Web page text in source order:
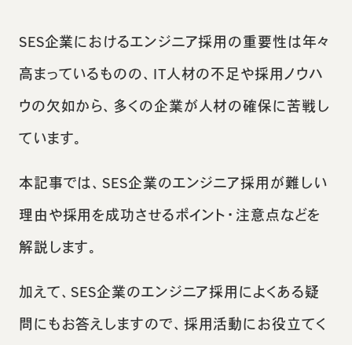
SES企業におけるエンジニア採用の重要性は年々
高まっているものの、IT人材の不足や採用ノウハ
ウの欠如から、多くの企業が人材の確保に苦戦し
ています。
本記事では、SES企業のエンジニア採用が難しい
理由や採用を成功させるポイント・注意点などを
解説します。
加えて、SES企業のエンジニア採用によくある疑
問にもお答えしますので、採用活動にお役立てく